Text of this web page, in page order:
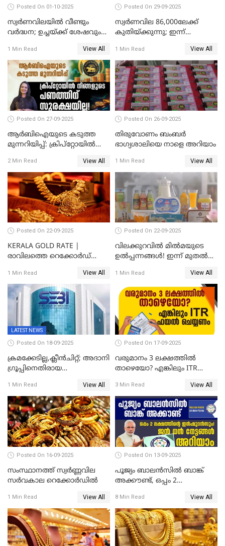
Posted On 01-10-2025
സ്വർണവിലയിൽ വീണ്ടും
വർദ്ധന; ഉച്ചയ്ക്ക് ശേഷവും
കൂടിയത് പവന് 2,760 രൂപ
1 Min Read View All
Posted On 29-09-2025
സ്വര്‍ണവില 86,000ലേക്ക്
കുതിയ്ക്കുന്നു; ഇന്ന്
1040 രൂപ
1 Min Read View All
Posted On 27-09-2025
ആർബിഐയുടെ കടുത്ത
മുന്നറിയിപ്പ്: ക്രിപ്റ്റോയിൽ
സുരക്ഷയില്ല!
2 Min Read View All
Posted On 26-09-2025
തിരുവോണം ബംബര്‍
ഭാഗ്യശാലിയെ നാളെ അറിയാം
1 Min Read View All
Posted On 22-09-2025
KERALA GOLD RATE |
രാവിലത്തെ റെക്കോർഡ്
തവണ കൂടി; പവൻ വില
83,000 ലേക്ക്
1 Min Read View All
Posted On 22-09-2025
വിലക്കുറവിൽ മിൽമയുടെ
ഉൽപ്പന്നങ്ങൾ! ഇന്ന് മുതൽ
ഉപഭോക്താക്കൾക്ക്
1 Min Read View All
LATEST NEWS
Posted On 18-09-2025
ക്രമക്കേടില്ല,ക്ലീൻചിറ്റ്; അദാനി
​ഗ്രൂപ്പിനെതിരായ
തള്ളി സെബി
1 Min Read View All
Posted On 17-09-2025
വരുമാനം 3 ലക്ഷത്തിൽ
താഴെയോ? എങ്കിലും ITR
3 Min Read View All
Posted On 16-09-2025
സംസ്ഥാനത്ത് സ്വര്‍ണ്ണവില
സർവകാല റെക്കോർഡിൽ
1 Min Read View All
Posted On 13-09-2025
പൂജ്യം ബാലൻസിൽ ബാങ്ക്
അക്കൗണ്ട്, ഒപ്പം 2
ജൻ ധൻ നേട്ടങ്ങൾ അറിയാം
8 Min Read View All